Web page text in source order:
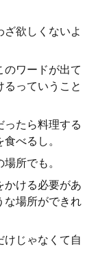
欲しくないよ
のワードが出て
っていうこと
ったら料理する
べるし。
所でも。
かける必要があ
な場所ができれ
けじゃなくて自